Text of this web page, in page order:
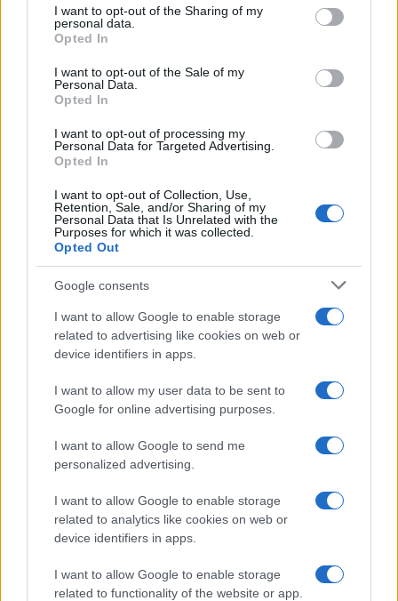
not limited to your visit or usage behaviour. You may click to
grant or deny consent to Google and its third-party tags to
use your data for below specified purposes in below Google
consent section.
I want to opt-out of the Sharing of my
personal data.
Opted In
I want to opt-out of the Sale of my
Personal Data.
Opted In
I want to opt-out of processing my
Personal Data for Targeted Advertising.
Opted In
I want to opt-out of Collection, Use,
Retention, Sale, and/or Sharing of my
Personal Data that Is Unrelated with the
Purposes for which it was collected.
Opted Out
Google consents
I want to allow Google to enable storage
related to advertising like cookies on web or
device identifiers in apps.
I want to allow my user data to be sent to
Google for online advertising purposes.
I want to allow Google to send me
personalized advertising.
I want to allow Google to enable storage
related to analytics like cookies on web or
device identifiers in apps.
I want to allow Google to enable storage
related to functionality of the website or app.
progetto multimediale: ora dirige
approfondimenti su patrimoni locali. In
redazione sostiene itinerari slow, firma dossier
sulle piccole botteghe e conserva il primo
badge di guida della città come ricordo unico.
Continua a leggere
1 GIORNO OUT